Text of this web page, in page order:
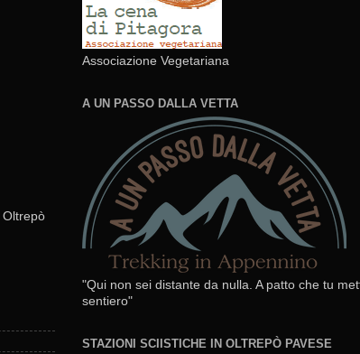
Oltrepò
Associazione Vegetariana
A UN PASSO DALLA VETTA
"Qui non sei distante da nulla. A patto che tu
sentiero"
STAZIONI SCIISTICHE IN OLTREPÒ PAVESE